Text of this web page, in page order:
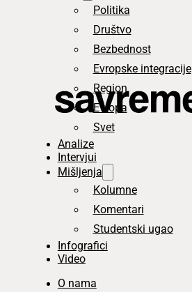
Politika
Društvo
Bezbednost
Evropske integracije
Region
Evropa
Svet
Analize
Intervjui
Mišljenja
Kolumne
Komentari
Studentski ugao
Infografici
Video
O nama